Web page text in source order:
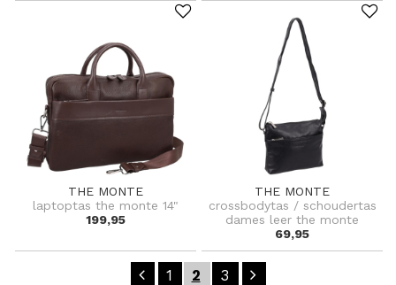
THE MONTE
laptoptas the monte 14"
199,95
THE MONTE
crossbodytas / schoudertas
dames leer the monte
69,95
1 2 3